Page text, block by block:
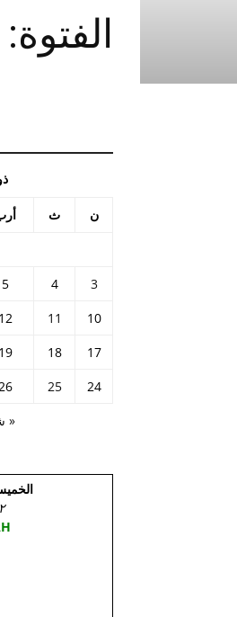
ن ث
«
3
4
5
10
11
12
17
18
19
24
25
الخميس 23 صفر
٢٢